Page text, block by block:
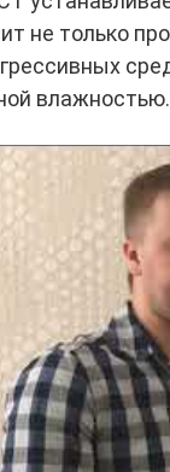
не только
влажностью.